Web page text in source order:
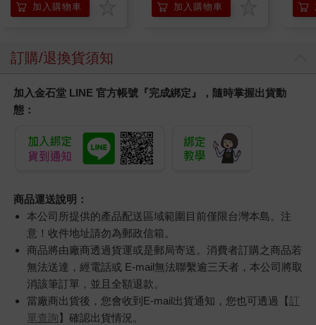
加入購物車 加入購物車
訂購/退換貨須知
加入金石堂 LINE 官方帳號『完成綁定』，隨時掌握出貨動
態：
商品運送說明：
本公司所提供的產品配送區域範圍目前僅限台灣本島。注
意！收件地址請勿為郵政信箱。
商品將由廠商透過貨運或是郵局寄送。消費者訂購之商品若
無法送達，經電話或 E-mail無法聯繫逾三天者，本公司將取
消該筆訂單，並且全額退款。
當廠商出貨後，您會收到E-mail出貨通知，您也可透過【訂
單查詢】確認出貨情況。